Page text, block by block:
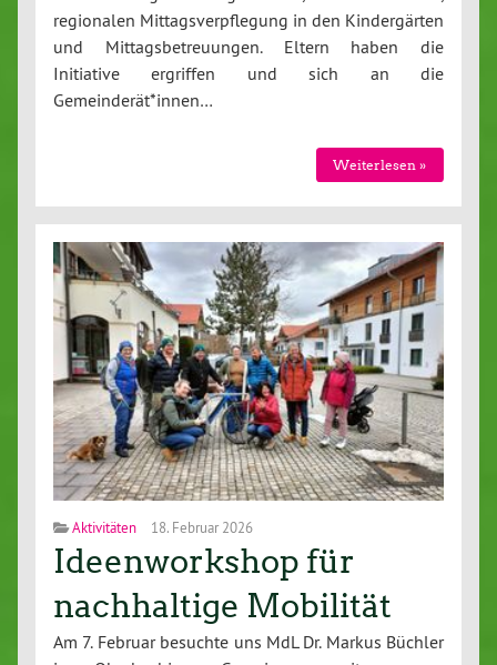
regionalen Mittagsverpflegung in den Kindergärten
und Mittagsbetreuungen. Eltern haben die
Initiative ergriffen und sich an die
Gemeinderät*innen…
Weiterlesen »
Aktivitäten 18. Februar 2026
Ideenworkshop für
nachhaltige Mobilität
Am 7. Februar besuchte uns MdL Dr. Markus Büchler